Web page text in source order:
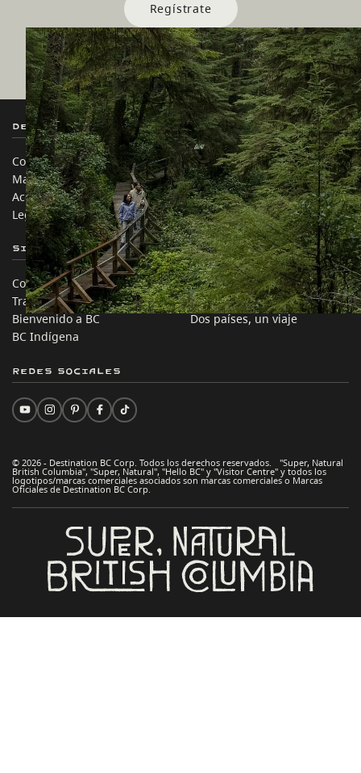
Regístrate
Destination BC
Contáctanos
Mapa del sitio
Acerca de
Legal y Políticas
Nuestros Sitios
Industria de Viajes
Medios
Corporativo
简体中文 – China
Sitios de Socios
Comercio e Inversión BC
Trabaja en BC
Bienvenido a BC
BC Indígena
En este sitio
Ideas de viaje
Consejos Prácticos
Dos países, un viaje
© 2026 - Destination BC Corp. Todos los derechos reservados. "Super, Natural
British Columbia", "Super, Natural", "Hello BC" y "Visitor Centre" y todos los
logotipos/marcas comerciales asociados son marcas comerciales o Marcas
Oficiales de Destination BC Corp.
Redes sociales